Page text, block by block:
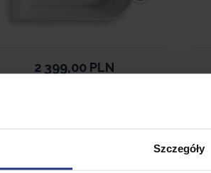
Szczegóły
2 399,00 PLN
• Dostępny